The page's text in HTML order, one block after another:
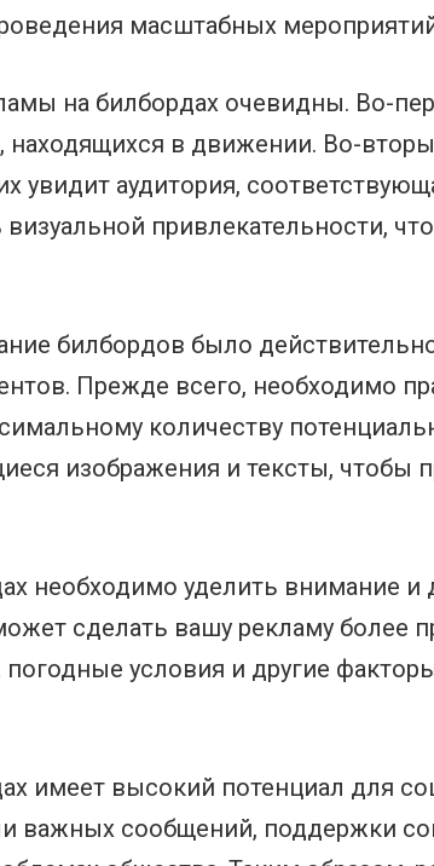
масштабных
на билбордах очевидны. Во-
в движении. Во-
увидит аудитория,
привлекательности,
билбордов было
Прежде всего, необходимо
количеству
изображения и тексты, чтобы
необходимо уделить внимание и
сделать вашу рекламу более
условия и другие
имеет высокий потенциал для
важных сообщений, поддержки